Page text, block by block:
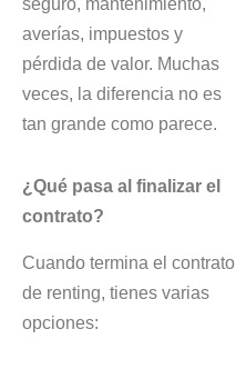
averías, impuestos y
pérdida de valor. Muchas
veces, la diferencia no es
tan grande como parece.
¿Qué pasa al finalizar el
contrato?
Cuando termina el contrato
de renting, tienes varias
opciones: